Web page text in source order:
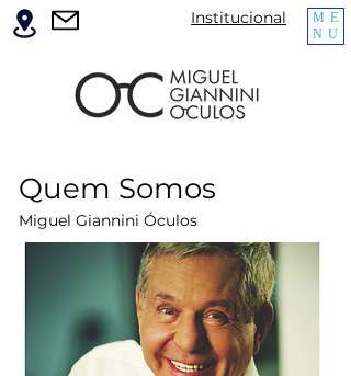
ME
NU
Institucional
Quem Somos
Miguel Giannini Óculos